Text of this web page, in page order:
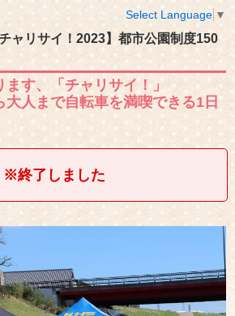
Select Language ▼
チャリサイ！2023】都市公園制度150
す、「チャリサイ！」
大人まで自転車を満喫できる1日
※終了しました